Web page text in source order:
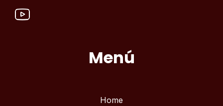
Menú
Home